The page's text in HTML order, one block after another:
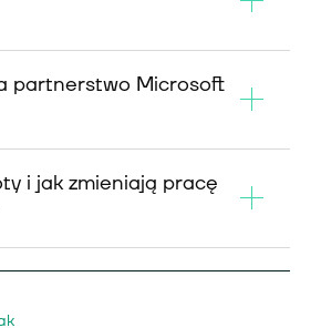
partnerstwo Microsoft
i jak zmieniają pracę